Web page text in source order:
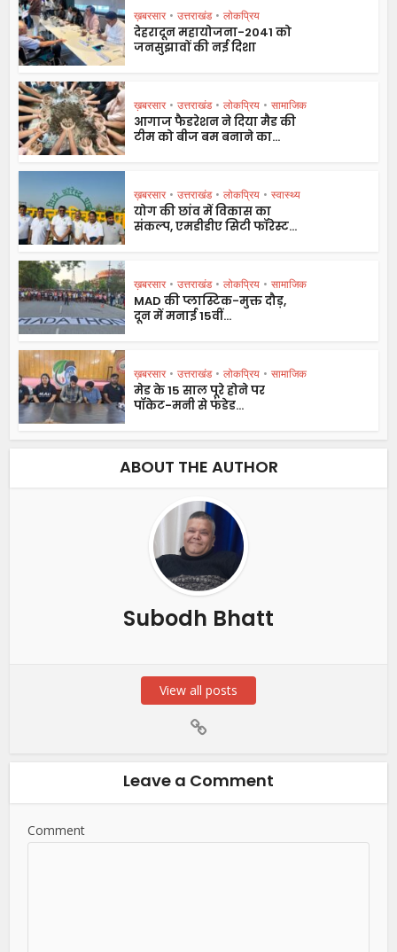
ख़बरसार • उत्तराखंड • लोकप्रिय
देहरादून महायोजना-2041 को
जनसुझावों की नई दिशा
ख़बरसार • उत्तराखंड • लोकप्रिय • सामाजिक
आगाज फैडरेशन ने दिया मैड की
टीम को बीज बम बनाने का...
ख़बरसार • उत्तराखंड • लोकप्रिय • स्वास्थ्य
योग की छांव में विकास का
संकल्प, एमडीडीए सिटी फॉरेस्ट...
ख़बरसार • उत्तराखंड • लोकप्रिय • सामाजिक
MAD की प्लास्टिक-मुक्त दौड़,
दून में मनाई 15वीं...
ख़बरसार • उत्तराखंड • लोकप्रिय • सामाजिक
मेड के 15 साल पूरे होने पर
पॉकेट-मनी से फंडेड...
ABOUT THE AUTHOR
Subodh Bhatt
View all posts
Leave a Comment
Comment